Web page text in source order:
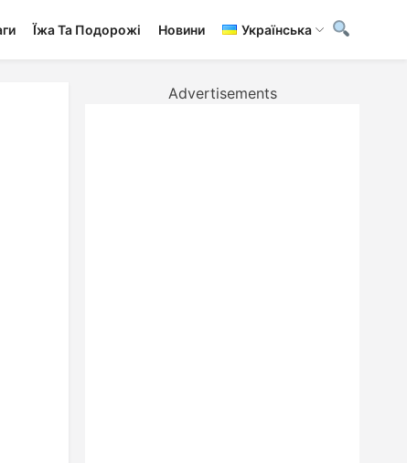
Ї́жа Та Подорожі Новини Українська
Advertisements